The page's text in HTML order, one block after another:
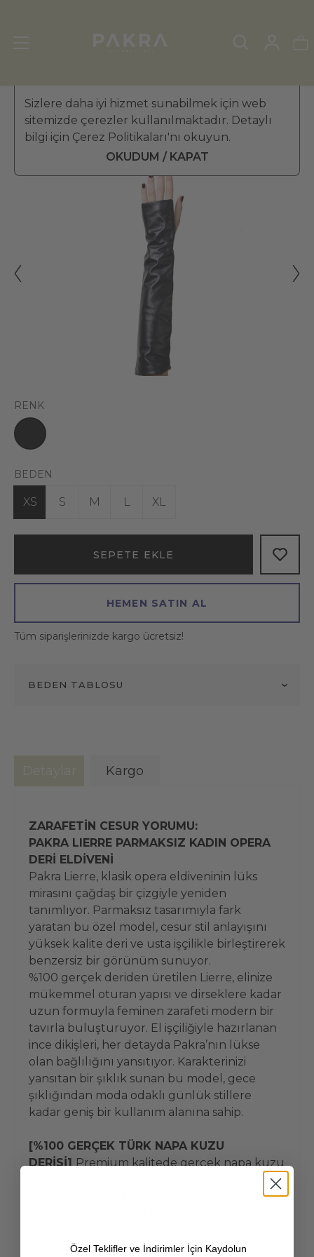
Sizlere daha iyi hizmet sunabilmek için web
sitemizde çerezler kullanılmaktadır. Detaylı
bilgi için Çerez Politikaları'nı okuyun.
OKUDUM / KAPAT
KADIN DERİ ELDİVEN »UZUN OPERA ELDİVENİ
PΛKRΛ
Lierre Kadın Deri Parmaksız
Uzun Opera Eldiveni 45 cm
RENK
BEDEN
XS S M L XL
SEPETE EKLE
HEMEN SATIN AL
Tüm siparişlerinizde kargo ücretsiz!
BEDEN TABLOSU
Kargo
ZARAFETİN CESUR YORUMU:
PAKRA LIERRE PARMAKSIZ KADIN OPERA
DERİ ELDİVENİ
Pakra Lierre, klasik opera eldiveninin lüks
mirasını çağdaş bir çizgiyle yeniden
tanımlıyor. Parmaksız tasarımıyla fark
yaratan bu özel model, cesur stil anlayışını
yüksek kalite deri ve usta işçilikle birleştirerek
benzersiz bir görünüm sunuyor.
%100 gerçek deriden üretilen Lierre, elinize
mükemmel oturan yapısı ve dirseklere kadar
uzun formuyla feminen zarafeti modern bir
tavırla buluşturuyor. El işçiliğiyle hazırlanan
ince dikişleri, her detayda Pakra’nın lükse
olan bağlılığını yansıtıyor. Karakterinizi
yansıtan bir şıklık sunan bu model, gece
şıklığından moda odaklı günlük stillere
kadar geniş bir kullanım alanına sahip.
[%100 GERÇEK TÜRK NAPA KUZU
DERİSİ]Premium kalitede gerçek napa kuzu
derisi doğal, yumuşak ve dayanaklı yapısıyla
konforunuzdan taviz vermeden uzun yıllar
en iyi zanaatkarları birinci sınıf deriyi
Özel Teklifler ve İndirimler İçin Kaydolun